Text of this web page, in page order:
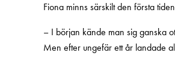
Fiona minns särskilt den första
– I början kände man sig ganska
Men efter ungefär ett år landade